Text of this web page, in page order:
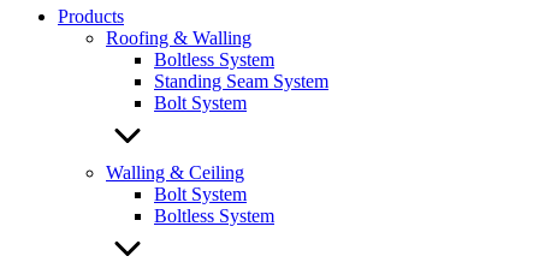
Products
Roofing & Walling
Boltless System
Standing Seam System
Bolt System
Walling & Ceiling
Bolt System
Boltless System